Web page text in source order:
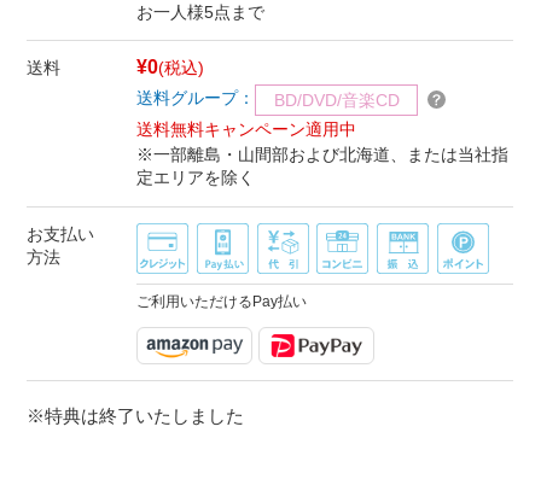
お一人様5点まで
送料 ¥0(税込)
送料グループ：
BD/DVD/音楽CD
送料無料キャンペーン適用中
※一部離島・山間部および北海道、または当社指
定エリアを除く
お支払い
方法
ご利用いただけるPay払い
※特典は終了いたしました